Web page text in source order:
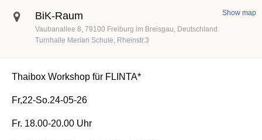
BiK-Raum
Vaubanallee 8 79100 Freiburg im Breisgau Deutschland
Show map
Turnhalle Merian Schule, Rheinstr.3
Thaibox Workshop für FLINTA*
Fr,22-So.24-05-26
Fr. 18.00-20.00 Uhr